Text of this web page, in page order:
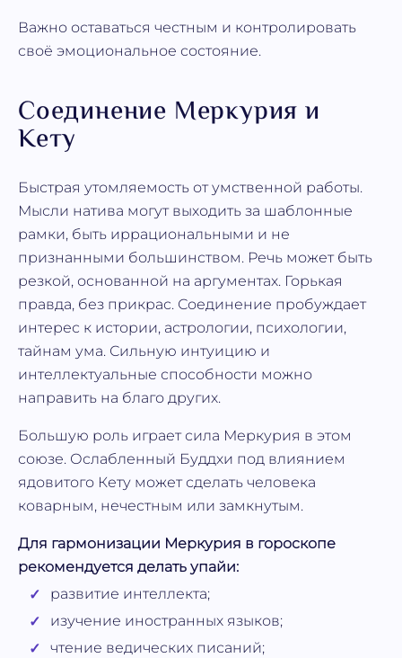
Важно оставаться честным и контролировать
своё эмоциональное состояние.
Соединение Меркурия и
Кету
Быстрая утомляемость от умственной работы.
Мысли натива могут выходить за шаблонные
рамки, быть иррациональными и не
признанными большинством. Речь может быть
резкой, основанной на аргументах. Горькая
правда, без прикрас. Соединение пробуждает
интерес к истории, астрологии, психологии,
тайнам ума. Сильную интуицию и
интеллектуальные способности можно
направить на благо других.
Большую роль играет сила Меркурия в этом
союзе. Ослабленный Буддхи под влиянием
ядовитого Кету может сделать человека
коварным, нечестным или замкнутым.
Для гармонизации Меркурия в гороскопе
рекомендуется делать упайи:
развитие интеллекта;
изучение иностранных языков;
чтение ведических писаний;